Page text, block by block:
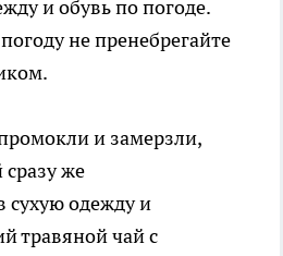
и обувь по погоде.
не пренебрегайте
и замерзли,
же
сухую одежду и
травяной чай с